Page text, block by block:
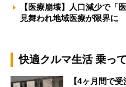
【医療崩壊】人口減少で「
見舞われ地域医療が限界
快適クルマ生活 乗っ
【4ヶ月間で